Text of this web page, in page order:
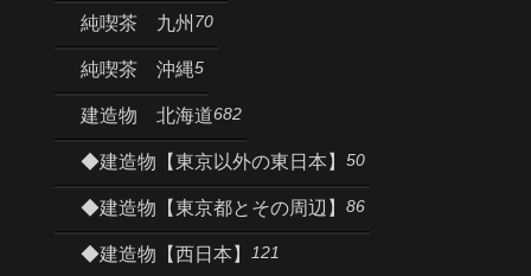
純喫茶 九州 70
純喫茶 沖縄5
建造物 北海道682
◆建造物【東京以外の東日本】 50
◆建造物【東京都とその周辺】 86
◆建造物【西日本】 121